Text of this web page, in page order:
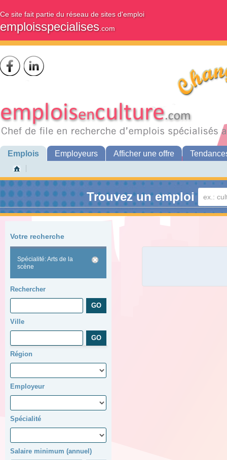
Ce site fait partie du réseau de sites d'emploi
emploisspecialises.com
Emplois Employeurs Afficher une offre
Trouvez un emploi
Votre recherche
Spécialité: Arts de la
scène
Rechercher
Ville
Région
Employeur
Spécialité
Salaire minimum (annuel)